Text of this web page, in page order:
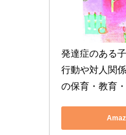
発達症のある
行動や対人関
の保育・教育